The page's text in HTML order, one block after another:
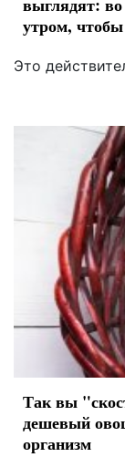
выглядят:
утром,
Это
Так вы
дешевый
организм